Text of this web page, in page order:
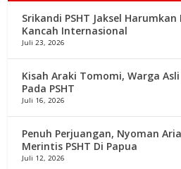
Srikandi PSHT Jaksel
Kancah Internasional
Juli 23, 2026
Kisah Araki Tomomi, Warga
Pada PSHT
Juli 16, 2026
Penuh Perjuangan, Nyoman
Merintis PSHT Di Papua
Juli 12, 2026